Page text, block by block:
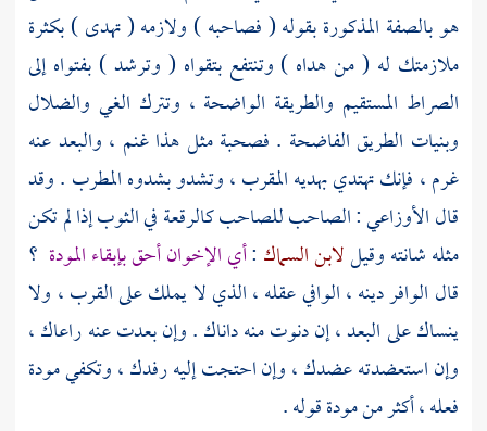
هو بالصفة المذكورة بقوله ( فصاحبه ) ولازمه ( تهدى ) بكثرة
ملازمتك له ( من هداه ) وتنتفع بتقواه ( وترشد ) بفتواه إلى
الصراط المستقيم والطريقة الواضحة ، وتترك الغي والضلال
وبنيات الطريق الفاضحة . فصحبة مثل هذا غنم ، والبعد عنه
غرم ، فإنك تهتدي بهديه المقرب ، وتشدو بشدوه المطرب . وقد
قالالأوزاعي: الصاحب للصاحب كالرقعة في الثوب إذا لم تكن
مثله شانته وقيللابن السماك :أي الإخوان أحق بإبقاء المودة ؟
قال الوافر دينه ، الوافي عقله ، الذي لا يملك على القرب ، ولا
ينساك على البعد ، إن دنوت منه داناك . وإن بعدت عنه راعاك ،
وإن استعضدته عضدك ، وإن احتجت إليه رفدك ، وتكفي مودة
فعله ، أكثر من مودة قوله .